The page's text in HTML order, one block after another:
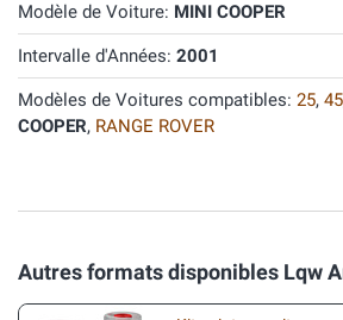
Modèle de Voiture: MINI COOPER
Intervalle d'Années: 2001
Modèles de Voitures compatibles: 25, 45
COOPER, RANGE ROVER
Autres formats disponibles Lqw